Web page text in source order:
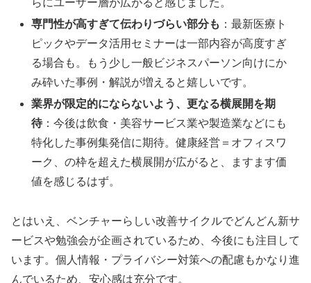
専門性が高すぎて伝わりづらい部分も ：最新医療ト
ピックやデータ活用セミナーは一部内容が高度すぎ
る場合も。もう少し一般ビジネスパーソン向けにか
み砕いた事例・解説が増えると嬉しいです。
業界が限定的にならないよう、更なる横展開を期
待：今後は飲食・美容サービス業や製造業などにも
特化した事例集発信に期待。健康経営＝オフィスワ
ーク、の枠を超えた横展開が広がると、ますます価
値を感じるはず。
とはいえ、ベンチャーらしい改善サイクルでどんどん新サ
ービスや勉強会が企画されているため、今後にも注目して
います。個人情報・プライバシー対策への配慮もかなり進
んでいるため、安心感は充分です。